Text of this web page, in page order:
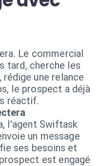
Le commercial
tard, cherche les
une relance
le prospect a déjà
réactif.
l'agent Swiftask
un message
ses besoins et
est engagé